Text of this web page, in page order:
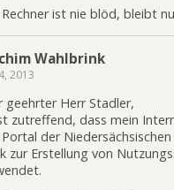
ist nie blöd, bleibt
Wahlbrink
2013
geehrter Herr Stadler,
zutreffend, dass mein
der
zur Erstellung von